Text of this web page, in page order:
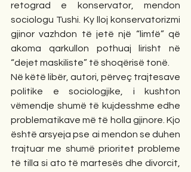
retograd e konservator, mendon
sociologu Tushi. Ky lloj konservatorizmi
gjinor vazhdon të jetë një “limfë” që
akoma qarkullon pothuaj lirisht në
“dejet maskiliste” të shoqërisë tonë.
Në këtë libër, autori, përveç trajtesave
politike e sociologjike, i kushton
vëmendje shumë të kujdesshme edhe
problematikave më të holla gjinore. Kjo
është arsyeja pse ai mendon se duhen
trajtuar me shumë prioritet probleme
të tilla si ato të martesës dhe divorcit,